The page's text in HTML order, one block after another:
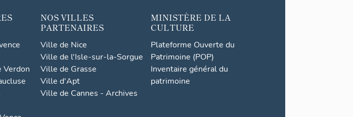
Verdon
NOS VILLES
PARTENAIRES
Ville de Nice
Ville de l'Isle-sur-la-Sorgue
Ville de Grasse
Ville d'Apt
Ville de Cannes - Archives
MINISTÈRE DE LA
CULTURE
Plateforme Ouverte du
Patrimoine (POP)
Inventaire général du
patrimoine